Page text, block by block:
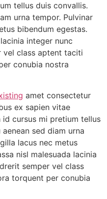
tellus duis convallis.
urna tempor. Pulvinar
bibendum egestas.
integer nunc
vel class aptent taciti
conubia nostra
amet consectetur
ex sapien vitae
id cursus mi pretium tellus
sed diam urna
lacus nec metus
nisl malesuada lacinia
semper vel class
torquent per conubia